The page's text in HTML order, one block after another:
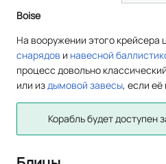
Boise
На вооружении этого крейсера
снарядов и навесной
процесс довольно
или из дымовой завесы, если
Корабль будет доступен